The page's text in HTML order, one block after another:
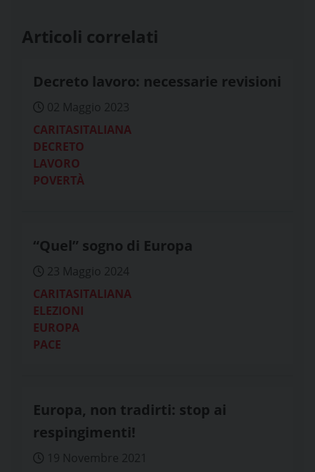
Articoli correlati
Decreto lavoro: necessarie revisioni
02 Maggio 2023
CARITASITALIANA
DECRETO
LAVORO
POVERTÀ
“Quel” sogno di Europa
23 Maggio 2024
CARITASITALIANA
ELEZIONI
EUROPA
PACE
Europa, non tradirti: stop ai
respingimenti!
19 Novembre 2021